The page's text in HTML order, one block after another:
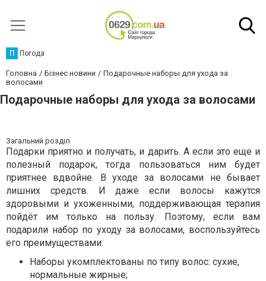
П Погода
Головна Бізнес новини
Подарочные наборы для ухода за
волосами
Подарочные наборы для ухода за волосами
Загальний розділ
Подарки приятно и получать, и дарить. А если это еще и
полезный подарок, тогда пользоваться ним будет
приятнее вдвойне. В уходе за волосами не бывает
лишних средств. И даже если волосы кажутся
здоровыми и ухоженными, поддерживающая терапия
пойдёт им только на пользу. Поэтому, если вам
подарили набор по уходу за волосами, воспользуйтесь
его преимуществами:
Наборы укомплектованы по типу волос: сухие,
нормальные жирные;